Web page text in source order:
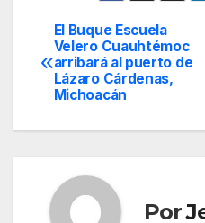
Navegación
de
El Buque Escuela
Velero Cuauhtémoc
arribará al puerto de
Lázaro Cárdenas,
Michoacán
Por